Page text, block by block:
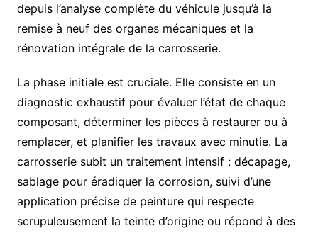
depuis l’analyse complète du véhicule jusqu’à la
remise à neuf des organes mécaniques et la
rénovation intégrale de la carrosserie.
La phase initiale est cruciale. Elle consiste en un
diagnostic exhaustif pour évaluer l’état de chaque
composant, déterminer les pièces à restaurer ou à
remplacer, et planifier les travaux avec minutie. La
carrosserie subit un traitement intensif : décapage,
sablage pour éradiquer la corrosion, suivi d’une
application précise de peinture qui respecte
scrupuleusement la teinte d’origine ou répond à des